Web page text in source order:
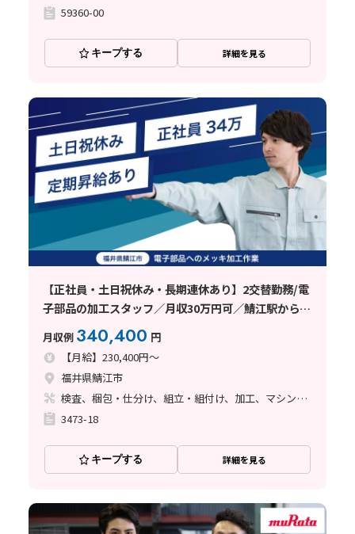
59360-00
キープする 詳細を見る
【正社員・土日祝休み・長期連休あり】2交替勤務/電
子部品の加工スタッフ／月収30万円可／鯖江駅から10
月収例 340,400 円
【月給】230,400円～
福井県鯖江市
検査、梱包・仕分け、組立・組付け、加工、マシンオペレーター、清掃・洗浄、立ち作業
3473-18
キープする 詳細を見る